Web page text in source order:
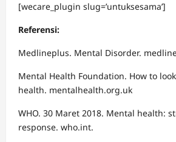
[wecare_plugin slug=’untuksesama’]
Referensi:
Medlineplus. Mental Disorder.
Mental Health Foundation. How to
health. mentalhealth.org.uk
WHO. 30 Maret 2018. Mental health:
response. who.int.